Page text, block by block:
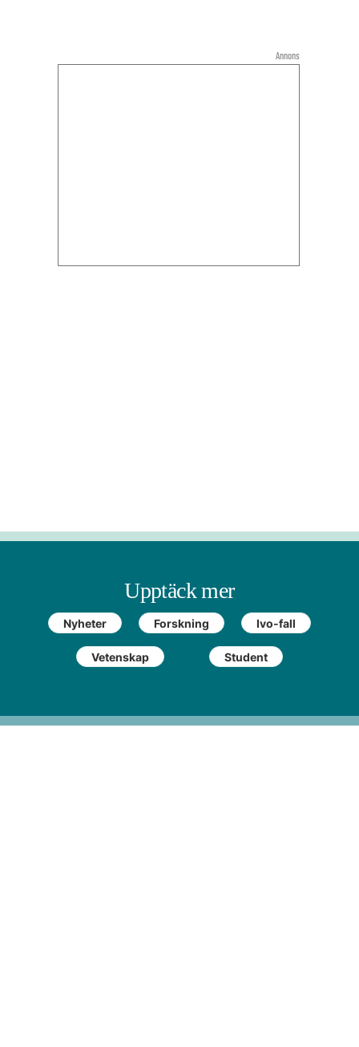
Upptäck mer
Nyheter Forskning Ivo-fall
Vetenskap Student
Annons